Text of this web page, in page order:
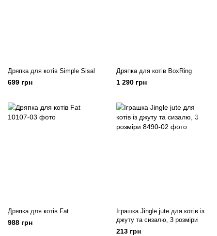
Дряпка для котів Simple Sisal
699 грн
Дряпка для котів BoxRing
1 290 грн
Дряпка для котів Fat
988 грн
Іграшка Jingle jute для котів із
джуту та сизалю, 3 розміри
213 грн